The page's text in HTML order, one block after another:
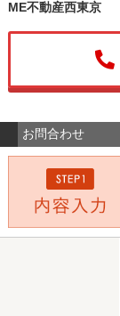
ME不動産西東京
お問合わせ